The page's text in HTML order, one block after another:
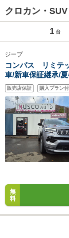
クロカン・SUV
1 台
ジープ
コンパス リミテ
車/新車保証継承/
簿
販売店保証 購入プラン付
無
料